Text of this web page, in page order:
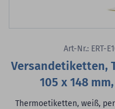
Art-Nr.: ERT-
Versandetiketten,
105 x 148
Thermoetiketten, weiß,